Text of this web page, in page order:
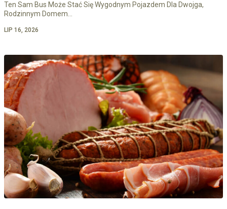
Ten Sam Bus Może Stać Się Wygodnym Pojazdem Dla Dwojga,
Rodzinnym Domem…
LIP 16, 2026